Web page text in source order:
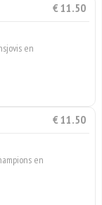
€ 11.50
en
€ 11.50
en